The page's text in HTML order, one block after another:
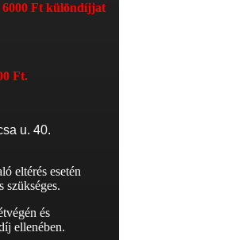
6000 Ft különdíjjat
Ft.
u. 40.
eltérés esetén
szükséges.
és
ellenében.